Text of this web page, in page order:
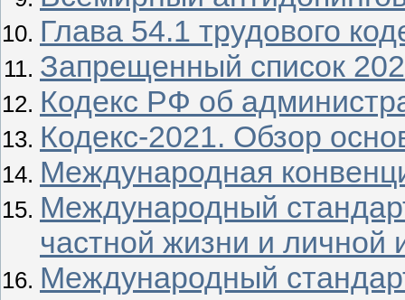
Глава 54.1 трудового
Запрещенный список
Кодекс РФ об
Кодекс-2021. Обзор
Международная
Международный
частной жизни и
Международный